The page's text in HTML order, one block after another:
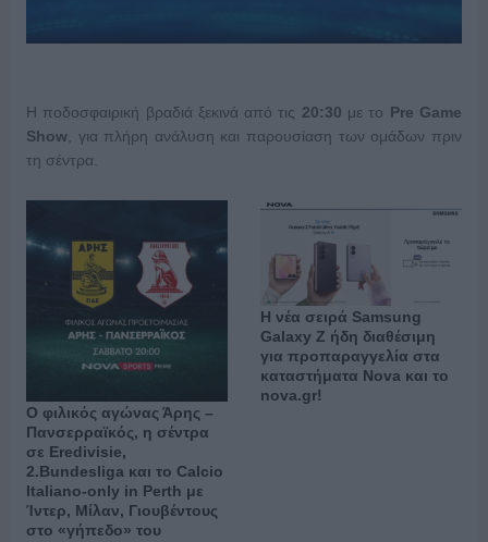
Η ποδοσφαιρική βραδιά ξεκινά από τις 20:30 με το Pre Game
Show, για πλήρη ανάλυση και παρουσίαση των ομάδων πριν
τη σέντρα.
Ο φιλικός αγώνας Άρης –
Πανσερραϊκός, η σέντρα
σε Eredivisie,
2.Bundesliga και το Calcio
Italiano-only in Perth με
Ίντερ, Μίλαν, Γιουβέντους
στο «γήπεδο» του
Η νέα σειρά Samsung
Galaxy Ζ ήδη διαθέσιμη
για προπαραγγελία στα
καταστήματα Nova και το
nova.gr!